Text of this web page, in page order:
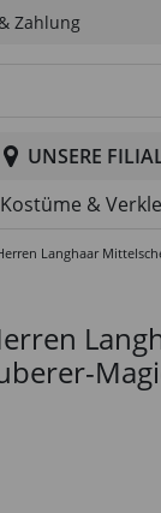
Zahlung
UNSERE
Kostüme &
Langhaar